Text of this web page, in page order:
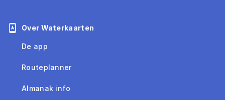
Over Waterkaarten
De app
Routeplanner
Almanak info